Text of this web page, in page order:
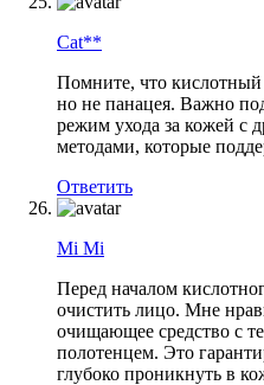
Cat**
Помните, что
но не панацея. Важно
режим ухода за кожей с
методами, которые
Ответить
Mi Mi
Перед началом
очистить лицо. Мне
очищающее средство с
полотенцем. Это
глубоко проникнуть в